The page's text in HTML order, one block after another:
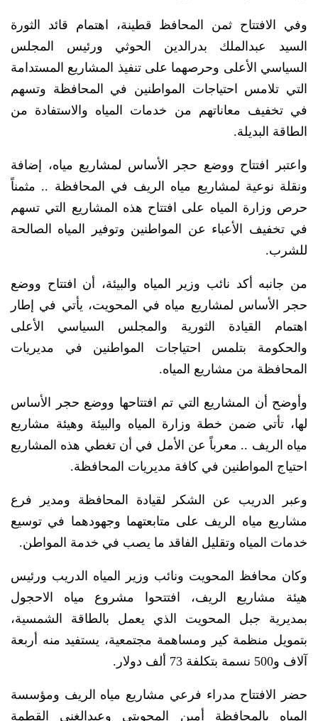
وفي الافتتاح ثمن المحافظ قطينة، اهتمام قائد الثورة
السيد عبدالملك بدرالدين الحوثي ورئيس المجلس
السياسي الأعلى وحرصهما على تنفيذ المشاريع المستدامة
التي تلامس احتياجات المواطنين في المحافظة وتسهم
في تخفيف معاناتهم من خدمات المياه والاستفادة من
الطاقة البديلة.
واعتبر افتتاح ووضع حجر الأساس لمشاريع مياه، إضافة
ونقلة نوعية لمشاريع مياه الريف في المحافظة .. مثمناً
حرص وزارة المياه على افتتاح هذه المشاريع التي تسهم
في تخفيف الأعباء عن المواطنين وتوفير المياه الصالحة
للشرب.
من جانبه أكد نائب وزير المياه والبيئة، أن افتتاح ووضع
حجر الأساس لمشاريع مياه في المحويت، يأتي في إطار
اهتمام القيادة الثورية والمجلس السياسي الأعلى
والحكومة بتلمس احتياجات المواطنين في مديريات
المحافظة من مشاريع المياه.
وأوضح أن المشاريع التي تم افتتاحها ووضع حجر الأساس
لها، تأتي ضمن خطة وزارة المياه والبيئة وهيئة مشاريع
مياه الريف .. معرباً عن الأمل في أن تغطي هذه المشاريع
احتياج المواطنين في كافة مديريات المحافظة.
وعبر الدريب عن الشكر لقيادة المحافظة ومدير فرع
مشاريع مياه الريف على متابعتهما وجهودهما في توسيع
خدمات المياه وتقليل الفاقد ما يصب في خدمة المواطن.
وكان محافظ المحويت ونائب وزير المياه الدريب ورئيس
هيئة مشاريع الريف، افتتحوا مشروع مياه الاحجول
بمديرية جبل المحويت الذي يعمل بالطاقة الشمسية،
بتمويل منظمة كير ومساهمة مجتمعية، يستفيد منه أربعة
آلاف و500 نسمة بتكلفة 73 ألف دولار.
حضر الافتتاح مدراء فرعي مشاريع مياه الريف ومؤسسة
المياه بالمحافظة أمين المحويتي وعبدالغني القطمة